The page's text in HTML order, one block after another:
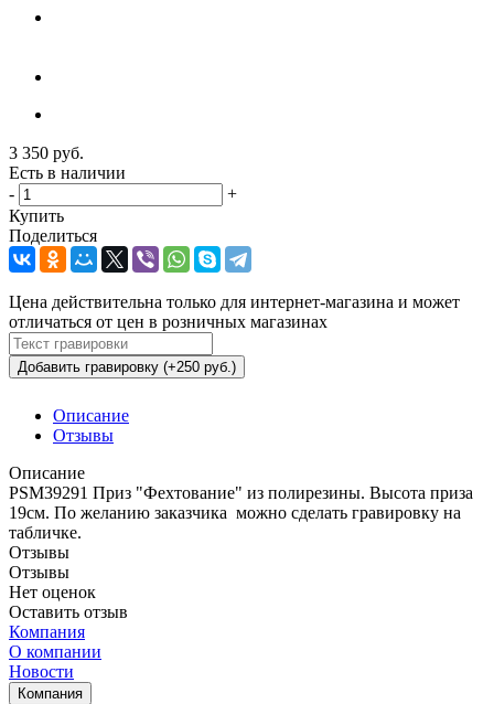
3 350 руб.
Есть в наличии
-
+
Купить
Поделиться
Цена действительна только для интернет-магазина и может
отличаться от цен в розничных магазинах
Добавить гравировку (+250 руб.)
Описание
Отзывы
Описание
PSM39291 Приз "Фехтование" из полирезины. Высота приза
19см. По желанию заказчика можно сделать гравировку на
табличке.
Отзывы
Отзывы
Нет оценок
Оставить отзыв
Компания
О компании
Новости
Компания